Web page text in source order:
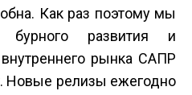
Как раз поэтому мы
бурного развития и
рынка САПР
Новые релизы ежегодно